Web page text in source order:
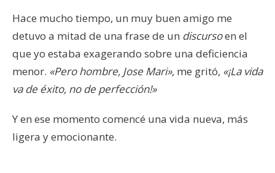
Hace mucho tiempo, un muy buen amigo me
detuvo a mitad de una frase de un discursoen el
que yo estaba exagerando sobre una deficiencia
menor. «Pero hombre, Jose Mari», me gritó, «¡La vida
va de éxito, no de perfección!»
Y en ese momento comencé una vida nueva, más
ligera y emocionante.